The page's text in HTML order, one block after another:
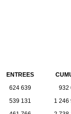
ENTREES
624 639
932
539 131
1 246